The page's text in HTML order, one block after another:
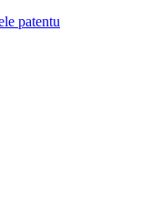
patentu